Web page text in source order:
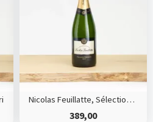
Nicolas Feuillatte, Sélection Brut, Champagne
389,00